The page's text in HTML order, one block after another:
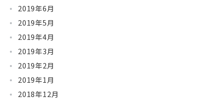
2019年6月
2019年5月
2019年4月
2019年3月
2019年2月
2019年1月
2018年12月